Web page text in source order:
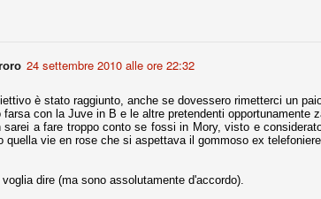
24 settembre 2010 alle ore 22:32
è stato raggiunto, anche se dovessero rimetterci un
farsa con la Juve in B e le altre pretendenti opportunamente
sarei a fare troppo conto se fossi in Mory, visto e
quella vie en rose che si aspettava il gommoso ex
dire (ma sono assolutamente d'accordo).
finora sono le motivazioni del giudizio di Cassazione
scelto di farsi giudicare con il rito abbreviato.
e quindi non le commenteremo, le considerazioni (di parte)
dalla maggior parte dei media (chissà perché...), come
quello che è: un allenamento in vista della stagione, una